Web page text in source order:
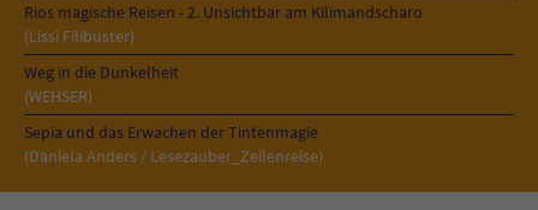
Rios magische Reisen - 2. Unsichtbar am Kilimandscharo
(Lissi Filibuster)
Weg in die Dunkelheit
(WEHSER)
Sepia und das Erwachen der Tintenmagie
(Daniela Anders / Lesezauber_Zeilenreise)